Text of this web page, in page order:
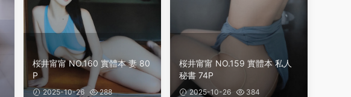
桜井甯甯 NO.160 實體本 妻 80
P
2025-10-26 288
桜井甯甯 NO.159 實體本 私人
秘書 74P
2025-10-26 384